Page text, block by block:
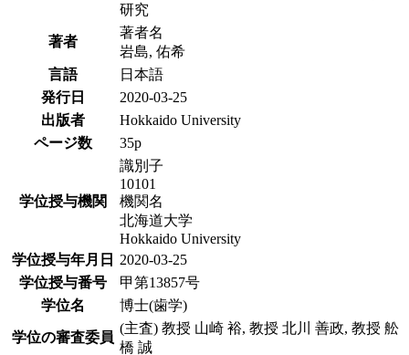
研究
著者
著者名
岩島, 佑希
言語
日本語
発行日
2020-03-25
出版者
Hokkaido University
ページ数
35p
学位授与機関
識別子
10101
機関名
北海道大学
Hokkaido University
学位授与年月日
2020-03-25
学位授与番号
甲第13857号
学位名
博士(歯学)
学位の審査委員
(主査) 教授 山崎 裕, 教授 北川 善政, 教授 舩
橋 誠